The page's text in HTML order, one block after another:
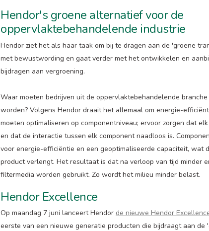
Hendor's groene alternatief voor de
oppervlaktebehandelende industrie
Hendor ziet het als haar taak om bij te dragen aan de 'groene
met bewustwording en gaat verder met het ontwikkelen en
bijdragen aan vergroening.
Waar moeten bedrijven uit de oppervlaktebehandelende
worden? Volgens Hendor draait het allemaal om energie-
moeten optimaliseren op componentniveau; ervoor zorgen dat
en dat de interactie tussen elk component naadloos is.
voor energie-efficiëntie en een geoptimaliseerde capaciteit, wat
product verlengt. Het resultaat is dat na verloop van tijd minder
filtermedia worden gebruikt. Zo wordt het milieu minder belast.
Hendor Excellence
Op maandag 7 juni lanceert Hendor de nieuwe Hendor
eerste van een nieuwe generatie producten die bijdraagt aan de